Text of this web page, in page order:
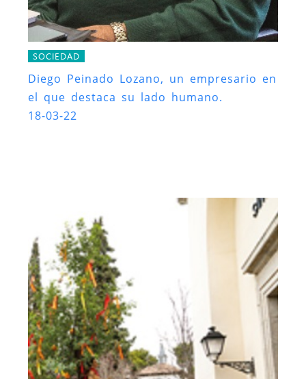
SOCIEDAD
Diego Peinado Lozano, un empresario en
el que destaca su lado humano.
18-03-22